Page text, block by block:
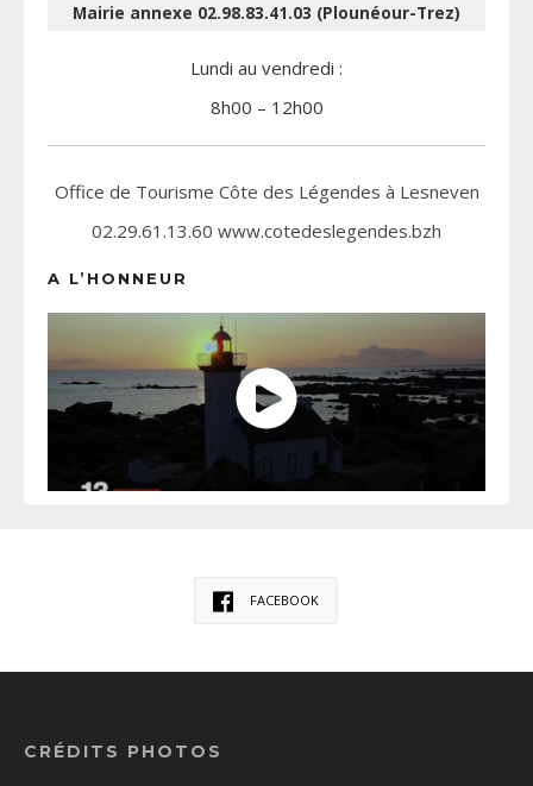
Mairie annexe 02.98.83.41.03 (Plounéour-Trez)
Lundi au vendredi :
8h00 – 12h00
Office de Tourisme Côte des Légendes à Lesneven
02.29.61.13.60 www.cotedeslegendes.bzh
A L’HONNEUR
FACEBOOK
CRÉDITS PHOTOS